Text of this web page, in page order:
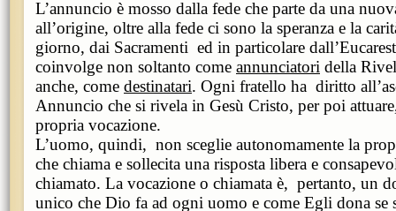
L’annuncio è mosso dalla fede che parte da una
all’origine, oltre alla fede ci sono la speranza e la
giorno, dai Sacramenti ed in particolare
coinvolge non soltanto come annunciatori della
anche, come destinatari. Ogni fratello ha diritto
Annuncio che si rivela in Gesù Cristo, per poi
propria vocazione.
L’uomo, quindi, non sceglie autonomamente la
che chiama e sollecita una risposta libera e
chiamato. La vocazione o chiamata è, pertanto, un
unico che Dio fa ad ogni uomo e come Egli dona se